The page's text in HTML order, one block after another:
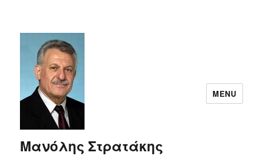
Μανόλης Στρατάκης
MENU